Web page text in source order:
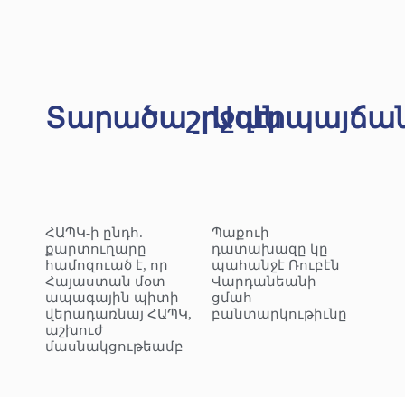
Տարածաշրջան
ՀԱՊԿ-ի ընդհ.
քարտուղարը
համոզուած է, որ
Հայաստան մօտ
ապագային պիտի
վերադառնայ ՀԱՊԿ,
աշխուժ
մասնակցութեամբ
Պաքուի
դատախազը կը
պահանջէ Ռուբէն
Վարդանեանի
ցմահ
բանտարկութիւնը